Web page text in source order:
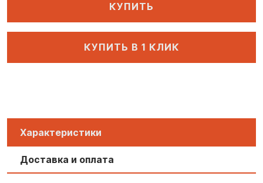
КУПИТЬ
КУПИТЬ В 1 КЛИК
Характеристики
Доставка и оплата